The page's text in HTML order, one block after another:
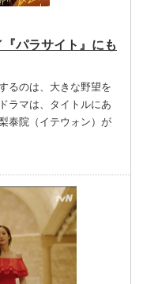
パラサイト』にも
るのは、大きな野望を
ラマは、タイトルにあ
泰院（イテウォン）が